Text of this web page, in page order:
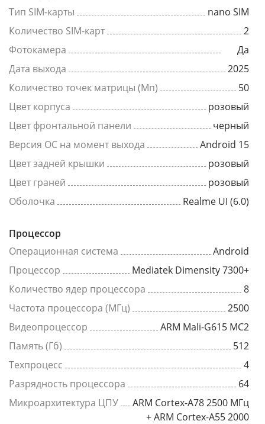
Тип SIM-карты
nano SIM
Количество SIM-карт
2
Фотокамера
Да
Дата выхода
2025
Количество точек матрицы (Мп)
50
Цвет корпуса
розовый
Цвет фронтальной панели
черный
Версия ОС на момент выхода
Android 15
Цвет задней крышки
розовый
Цвет граней
розовый
Оболочка
Realme UI (6.0)
Процессор
Операционная система
Android
Процессор
Mediatek Dimensity 7300+
Количество ядер процессора
8
Частота процессора (МГц)
2500
Видеопроцессор
ARM Mali-G615 MC2
Память (Гб)
512
Техпроцесс
4
Разрядность процессора
64
Микроархитектура ЦПУ
ARM Cortex-A78 2500 МГц
+ ARM Cortex-A55 2000